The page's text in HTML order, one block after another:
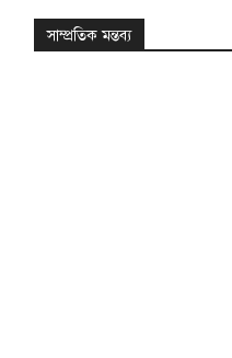
সাম্প্রতিক মন্তব্য